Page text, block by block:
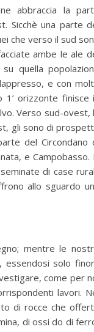
abbraccia la
Sicchè una parte
che verso il sud
ambe le ale
quella
e con
1’ orizzonte finisce
Verso sud-ovest,
gli sono di
del Circondano
e Campobasso.
di case
allo sguardo
mentre le
essendosi solo
come per
lavori.
di rocce che
di ossi do di